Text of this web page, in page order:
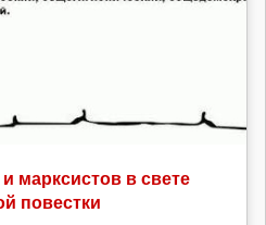
марксистов в свете
повестки